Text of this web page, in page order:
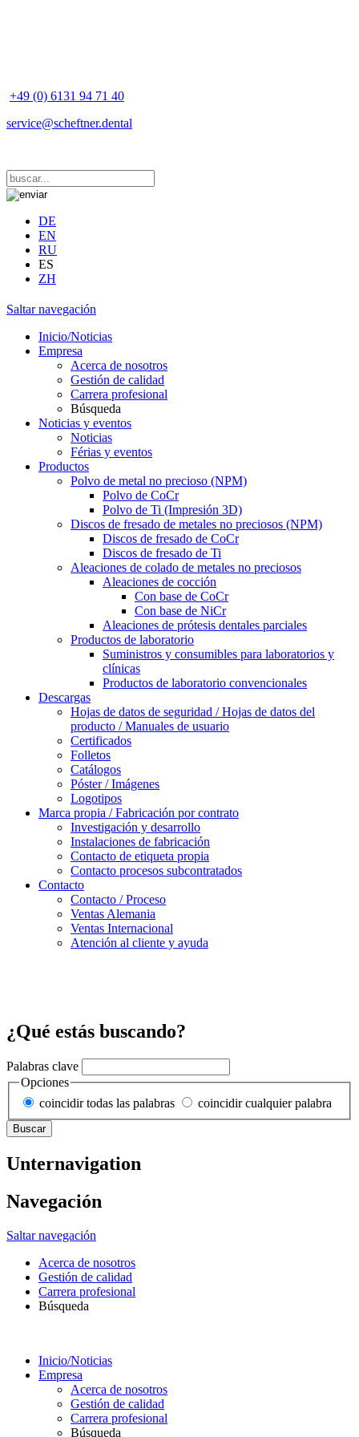
+49 (0) 6131 94 71 40
service@scheftner.dental
DE
EN
RU
ES
ZH
Saltar navegación
Inicio/Noticias
Empresa
Acerca de nosotros
Gestión de calidad
Carrera profesional
Búsqueda
Noticias y eventos
Noticias
Férias y eventos
Productos
Polvo de metal no precioso (NPM)
Polvo de CoCr
Polvo de Ti (Impresión 3D)
Discos de fresado de metales no preciosos (NPM)
Discos de fresado de CoCr
Discos de fresado de Ti
Aleaciones de colado de metales no preciosos
Aleaciones de cocción
Con base de CoCr
Con base de NiCr
Aleaciones de prótesis dentales parciales
Productos de laboratorio
Suministros y consumibles para laboratorios y
clínicas
Productos de laboratorio convencionales
Descargas
Hojas de datos de seguridad / Hojas de datos del
producto / Manuales de usuario
Certificados
Folletos
Catálogos
Póster / Imágenes
Logotipos
Marca propia / Fabricación por contrato
Investigación y desarrollo
Instalaciones de fabricación
Contacto de etiqueta propia
Contacto procesos subcontratados
Contacto
Contacto / Proceso
Ventas Alemania
Ventas Internacional
Atención al cliente y ayuda
¿Qué estás buscando?
Palabras clave
Opciones
coincidir todas las palabras
coincidir cualquier palabra
Unternavigation
Navegación
Saltar navegación
Acerca de nosotros
Gestión de calidad
Carrera profesional
Búsqueda
Inicio/Noticias
Empresa
Acerca de nosotros
Gestión de calidad
Carrera profesional
Búsqueda